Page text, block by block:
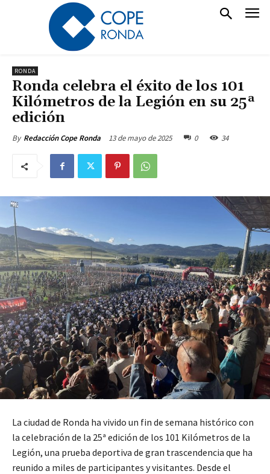
RONDA
Ronda celebra el éxito de los 101
Kilómetros de la Legión en su 25ª
edición
By Redacción Cope Ronda 13 de mayo de 2025 0 34
La ciudad de Ronda ha vivido un fin de semana histórico con
la celebración de la 25ª edición de los 101 Kilómetros de la
Legión, una prueba deportiva de gran trascendencia que ha
reunido a miles de participantes y visitantes. Desde el